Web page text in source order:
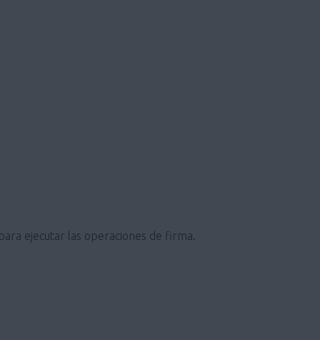
ejecutar las operaciones de firma.